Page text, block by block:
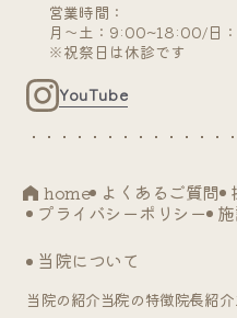
営業時間：
月～土：9:00~18:00/日
※祝祭日は休診です
YouTube
home よくあるご質問
プライバシーポリシー
当院について
当院の紹介当院の特徴院長紹介